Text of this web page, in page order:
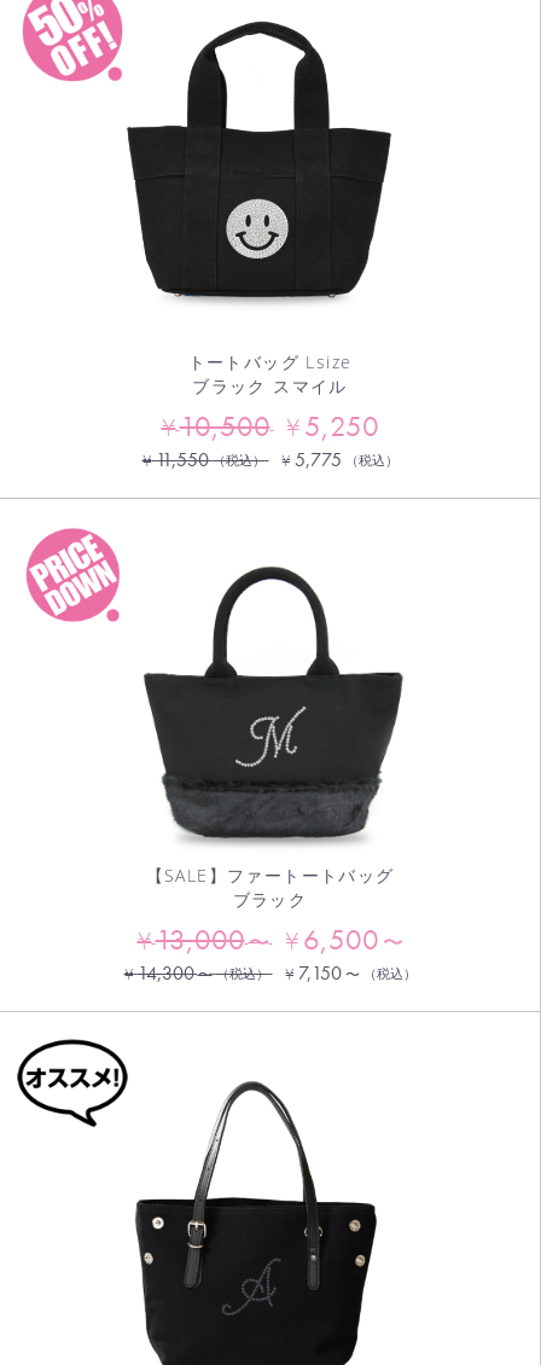
トートバッグ Lsize
ブラック スマイル
¥10,500 ¥5,250
¥11,550 （税込） ¥ 5,775 （税込）
【SALE】ファートートバッグ
ブラック
¥13,000〜 ¥6,500 〜
¥14,300〜 （税込） ¥ 7,150 〜 （税込）
お買い物を続ける
カートへ進む